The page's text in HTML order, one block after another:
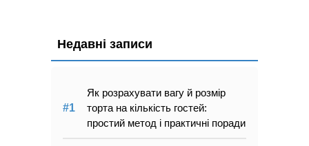
Недавні записи
Як розрахувати вагу й розмір
торта на кількість гостей:
простий метод і практичні поради